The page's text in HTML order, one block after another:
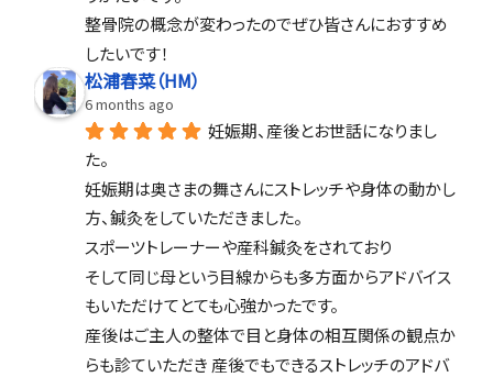
整骨院の概念が変わったのでぜひ皆さんにおすすめ
したいです！
松浦春菜（HM）
6 months ago
妊娠期、産後とお世話になりまし
た。
妊娠期は奥さまの舞さんにストレッチや身体の動かし
方、鍼灸をしていただきました。
スポーツトレーナーや産科鍼灸をされており
そして同じ母という目線からも多方面からアドバイス
もいただけてとても心強かったです。
産後はご主人の整体で目と身体の相互関係の観点か
らも診ていただき 産後でもできるストレッチのアドバ